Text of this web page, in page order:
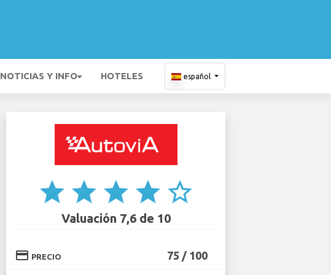
NOTICIAS Y INFO HOTELES español
star star star star star_border
Valuación 7,6 de 10
credit_card PRECIO 75 / 100